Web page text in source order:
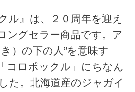
』は、２０周年を迎え
ングセラー商品です。ア
）の下の人”を意味す
コロポックル」にちなん
た。北海道産のジャガイ